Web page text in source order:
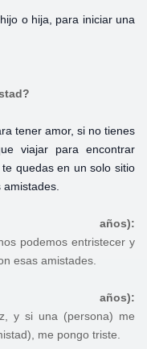
o hija, para iniciar una
tener amor, si no tienes
viajar para encontrar
quedas en un solo sitio
podemos entristecer y
esas amistades.
y si una (persona) me
me pongo triste.